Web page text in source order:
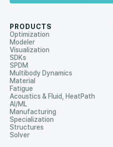
PRODUCTS
Optimization
Modeler
Visualization
SDKs
SPDM
Multibody Dynamics
Material
Fatigue
Acoustics & Fluid, HeatPath
AI/ML
Manufacturing
Specialization
Structures
Solver